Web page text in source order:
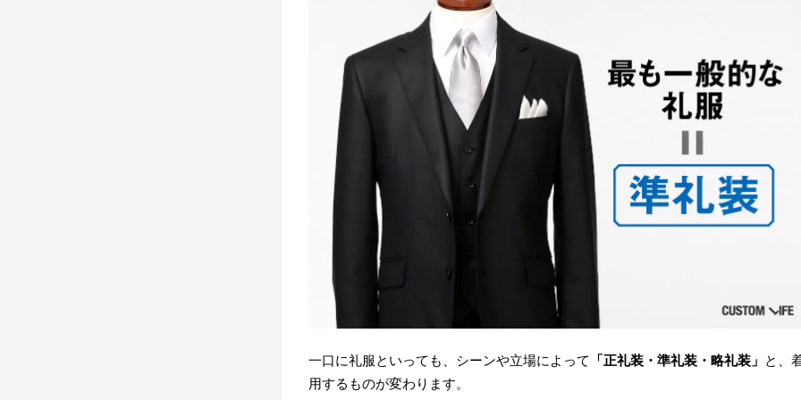
一口に礼服といっても、シーンや立場によって 「正礼装・準礼装・略礼装」 と、
用するものが変わります。